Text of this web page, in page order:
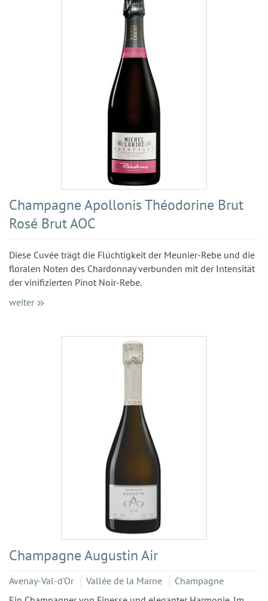
Champagne Apollonis Théodorine Brut
Rosé Brut AOC
Diese Cuvée trägt die Flüchtigkeit der Meunier-Rebe und die
floralen Noten des Chardonnay verbunden mit der Intensität
der vinifizierten Pinot Noir-Rebe.
weiter
Champagne Augustin Air
Avenay-Val-d'Or Vallée de la Marne
Champagne